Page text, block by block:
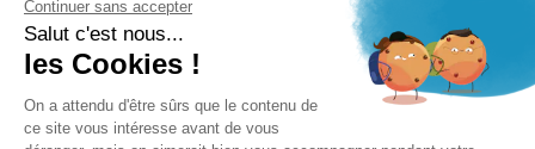
ACTUALITÉS
Mentions légales